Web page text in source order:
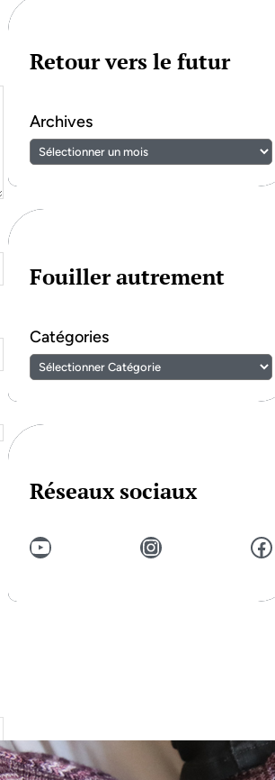
Retour vers le futur
Archives
Fouiller autrement
Catégories
Réseaux sociaux
YouTube Instagram Facebook